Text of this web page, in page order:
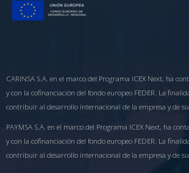
CARINSA S.A. en el marco del Programa ICEX Next, ha
y con la cofinanciación del fondo europeo FEDER. La
contribuir al desarrollo internacional de la empresa y de
PAYMSA S.A. en el marco del Programa ICEX Next, ha
y con la cofinanciación del fondo europeo FEDER. La
contribuir al desarrollo internacional de la empresa y de